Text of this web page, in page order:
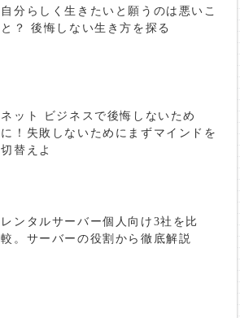
自分らしく生きたいと願うのは悪いこ
と？ 後悔しない生き方を探る
ネット ビジネスで後悔しないため
に！失敗しないためにまずマインドを
切替えよ
レンタルサーバー個人向け3社を比
較。サーバーの役割から徹底解説